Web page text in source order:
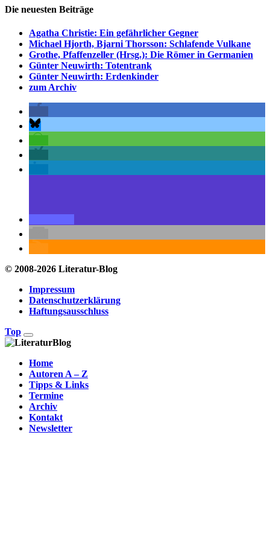
Die neuesten Beiträge
Agatha Christie: Ein gefährlicher Gegner
Michael Hjorth, Bjarni Thorsson: Schlafende Vulkane
Grothe, Pfaffenzeller (Hrsg.): Die Römer in Germanien
Günter Neuwirth: Totentrank
Günter Neuwirth: Erdenkinder
zum Archiv
© 2008-2026 Literatur-Blog
Impressum
Datenschutzerklärung
Haftungsausschluss
Top
Home
Autoren A – Z
Tipps & Links
Termine
Archiv
Kontakt
Newsletter